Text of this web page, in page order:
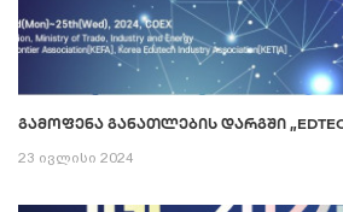
ᲒᲐᲛᲝᲤᲔᲜᲐ ᲒᲐᲜᲐᲗᲚᲔᲑᲘᲡ ᲓᲐᲠᲒᲨᲘ
23 ივლისი 2024